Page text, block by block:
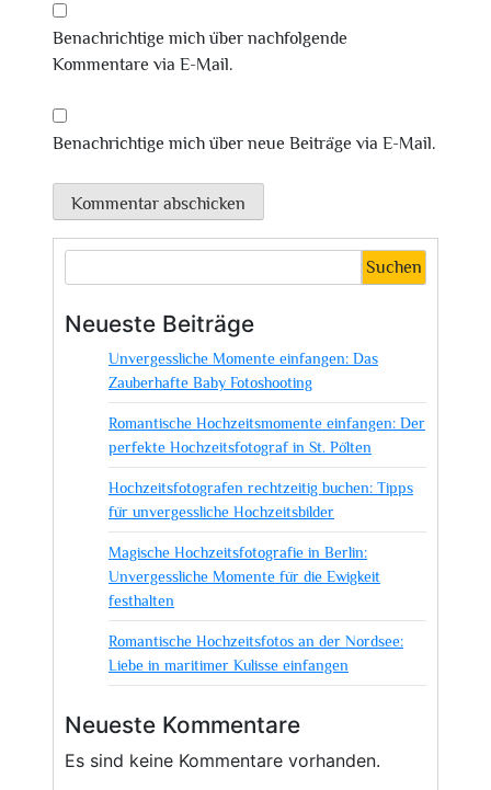
Benachrichtige mich über nachfolgende
Kommentare via E-Mail.
Benachrichtige mich über neue Beiträge via E-Mail.
Suchen
Neueste Beiträge
Unvergessliche Momente einfangen: Das
Zauberhafte Baby Fotoshooting
Romantische Hochzeitsmomente einfangen: Der
perfekte Hochzeitsfotograf in St. Pölten
Hochzeitsfotografen rechtzeitig buchen: Tipps
für unvergessliche Hochzeitsbilder
Magische Hochzeitsfotografie in Berlin:
Unvergessliche Momente für die Ewigkeit
festhalten
Romantische Hochzeitsfotos an der Nordsee:
Liebe in maritimer Kulisse einfangen
Neueste Kommentare
Es sind keine Kommentare vorhanden.